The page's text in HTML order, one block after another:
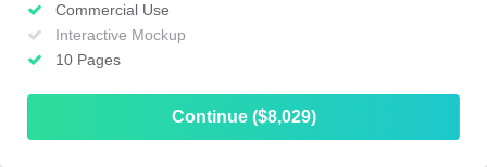
Commercial Use
Interactive Mockup
10 Pages
Continue ($8,029)